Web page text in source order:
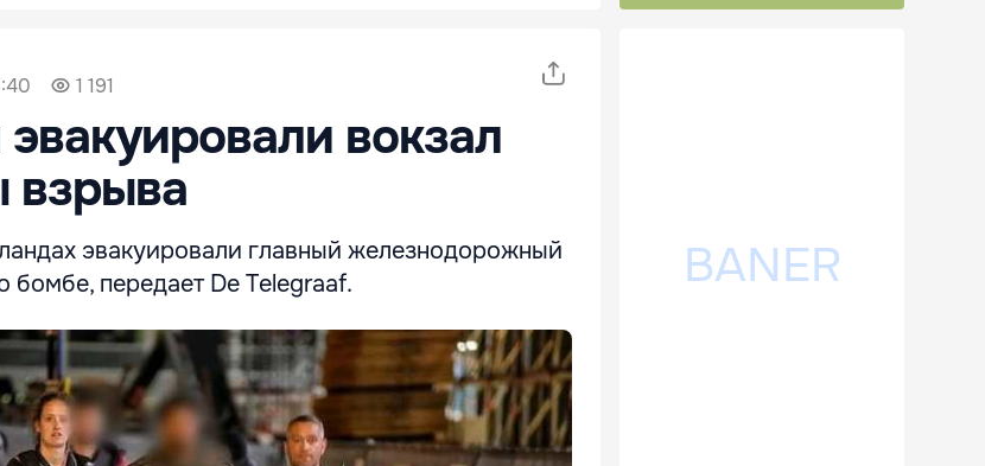
1 191
вокзал
взрыва
эвакуировали главный железнодорожный
бомбе, передает De Telegraaf.